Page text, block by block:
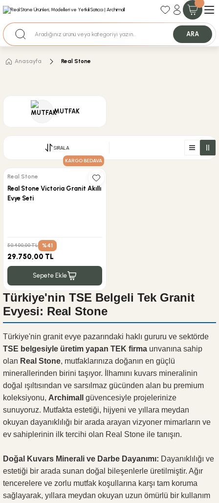
35+ Yıllık Tecrübe
Nakit Ödemeli Özel Fiyatlar için Bizden Teklif Alabilirsiniz.
ARA
Anasayfa Real Stone
MUTFAK
SIRALA
KARGO BEDAVA
Real Stone
Real Stone Victoria Granit Akıllı
Evye Seti
50.400,00 TL %41
29.750,00 TL
Sepete Ekle
Türkiye'nin TSE Belgeli Tek Granit
Evyesi: Real Stone
Türkiye'nin granit evye pazarındaki haklı gururu ve sektörde
TSE belgesiyle üretim yapan TEK firma unvanına sahip
olan Real Stone, mutfaklarınıza doğanın en güçlü
minerallerinden birini taşıyor. İlhamını kuvars mineralinin
doğal ışıltısından ve sarsılmaz gücünden alan bu premium
koleksiyonu, Archimall
güvencesiyle projelerinize
sunuyoruz. Mutfakta estetiği, hijyeni ve yıllara meydan
okuyan dayanıklılığı bir arada arayan vizyoner mimarların ve
ev sahiplerinin ilk tercihi olan Real Stone ile tanışın.
Doğal Kuvars Minerali ve Darbe Dayanımı: Dayanıklılığı ve
estetiği bir arada sunan doğal bileşenlerle üretilmiştir. Ağır
tencerelere ve zorlu mutfak koşullarına karşı tam koruma
sağlayarak, yıllara meydan okuyan uzun ömürlü bir kullanım